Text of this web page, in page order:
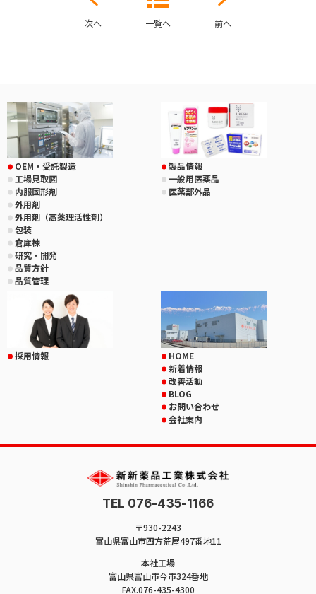
一覧へ
次へ 前へ
OEM・受託製造
工場見取図
内服固形剤
外用剤
外用剤（高薬理活性剤）
包装
倉庫棟
研究・開発
品質方針
品質管理
製品情報
一般用医薬品
医薬部外品
採用情報
HOME
新着情報
改善活動
BLOG
お問い合わせ
会社案内
TEL 076-435-1166
〒930-2243
富山県富山市四方荒屋497番地11
本社工場
富山県富山市今市324番地
FAX.076-435-4300